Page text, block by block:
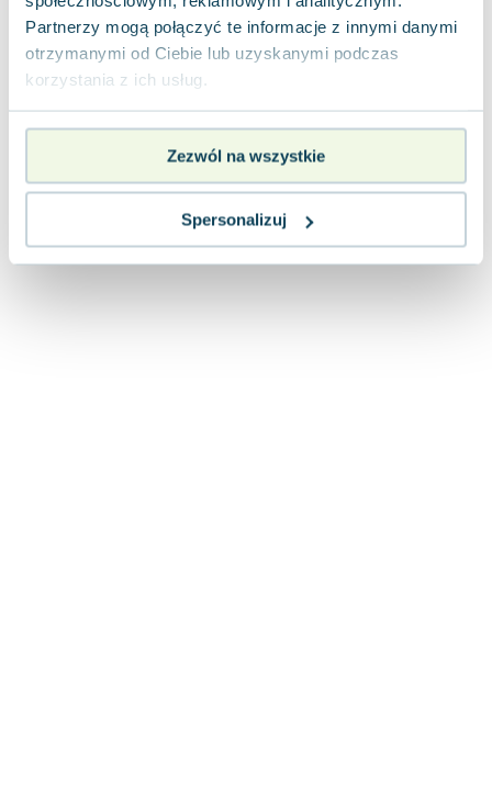
Partnerzy mogą połączyć te informacje z innymi danymi
otrzymanymi od Ciebie lub uzyskanymi podczas
korzystania z ich usług.
Zezwól na wszystkie
Spersonalizuj
Lorraine Warren
Ajahn Brahm
Lucinda Riley
Jacek Walkiewicz